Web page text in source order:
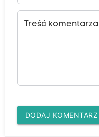
Treść komentarza
DODAJ KOMENTARZ